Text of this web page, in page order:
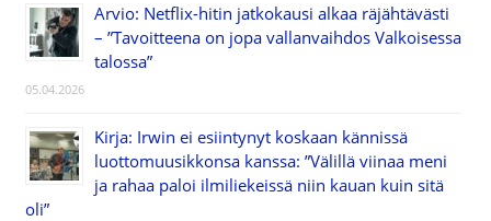
Arvio: Netflix-hitin jatkokausi alkaa räjähtävästi
– ”Tavoitteena on jopa vallanvaihdos Valkoisessa
talossa”
05.04.2026
Kirja: Irwin ei esiintynyt koskaan kännissä
luottomuusikkonsa kanssa: ”Välillä viinaa meni
ja rahaa paloi ilmiliekeissä niin kauan kuin sitä
oli”